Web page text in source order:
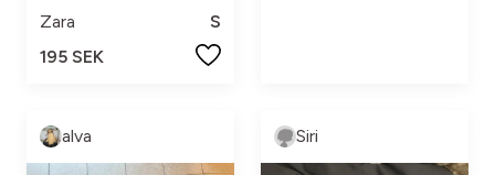
Zara
S
195 SEK
alva Siri